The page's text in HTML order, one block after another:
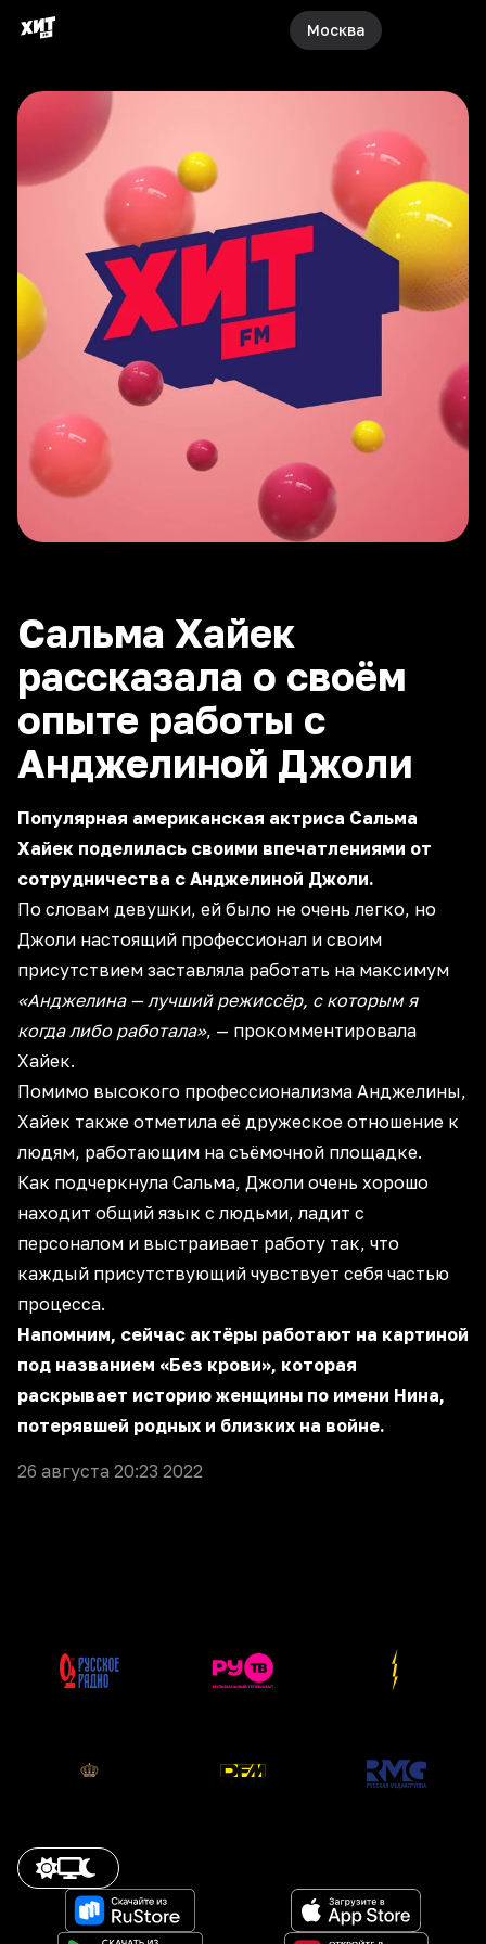
Москва
Сальма Хайек
рассказала о своём
опыте работы с
Анджелиной Джоли
Популярная американская актриса Сальма
Хайек поделилась своими впечатлениями от
сотрудничества с Анджелиной Джоли.
По словам девушки, ей было не очень легко, но
Джоли настоящий профессионал и своим
присутствием заставляла работать на максимум
«Анджелина — лучший режиссёр, с которым я
когда либо работала», — прокомментировала
Хайек.
Помимо высокого профессионализма Анджелины,
Хайек также отметила её дружеское отношение к
людям, работающим на съёмочной площадке.
Как подчеркнула Сальма, Джоли очень хорошо
находит общий язык с людьми, ладит с
персоналом и выстраивает работу так, что
каждый присутствующий чувствует себя частью
процесса.
Напомним, сейчас актёры работают на картиной
под названием «Без крови», которая
раскрывает историю женщины по имени Нина,
потерявшей родных и близких на войне.
26 августа 20:23 2022